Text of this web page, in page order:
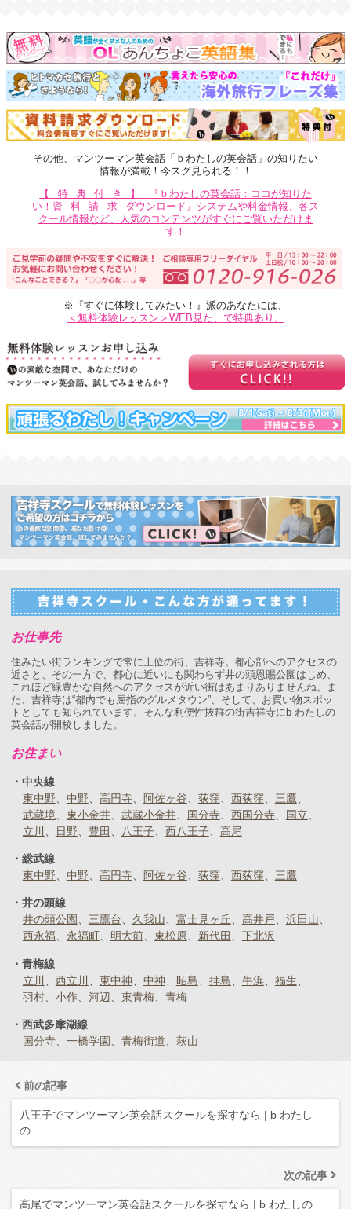
その他、マンツーマン英会話「ｂわたしの英会話」の知りたい
情報が満載！今スグ見られる！！
【特典付き】
『ｂわたしの英会話：ココが知りた
い！ 資料請求 ダウンロード』システムや料金情報、各ス
クール情報など、人気のコンテンツがすぐにご覧いただけま
す！
※『すぐに体験してみたい！』派のあなたには、
＜無料体験レッスン＞WEB見た、で特典あり。
お仕事先
住みたい街ランキングで常に上位の街、吉祥寺。都心部へのアクセスの
近さと、その一方で、都心に近いにも関わらず井の頭恩賜公園はじめ、
これほど緑豊かな自然へのアクセスが近い街はあまりありませんね。ま
た、吉祥寺は“都内でも屈指のグルメタウン”、そして、お買い物スポッ
トとしても知られています。そんな利便性抜群の街吉祥寺にb わたしの
英会話が開校しました。
お住まい
中央線
東中野
中野 高円寺 阿佐ヶ谷 荻窪 西荻窪
三鷹
武蔵境
東小金井 武蔵小金井 国分寺 西国分寺
国立
立川
日野 豊田 八王子 西八王子 高尾
総武線
東中野
中野 高円寺 阿佐ヶ谷 荻窪 西荻窪 三鷹
井の頭線
井の頭公園
三鷹台 久我山 富士見ヶ丘 高井戸
浜田山
西永福
永福町 明大前 東松原 新代田 下北沢
青梅線
立川
西立川 東中神 中神 昭島 拝島 牛浜
福生
羽村
小作 河辺 東青梅 青梅
西武多摩湖線
国分寺
一橋学園 青梅街道 萩山
前の記事
八王子でマンツーマン英会話スクールを探すなら | b わたし
の…
次の記事
高尾でマンツーマン英会話スクールを探すなら | b わたしの